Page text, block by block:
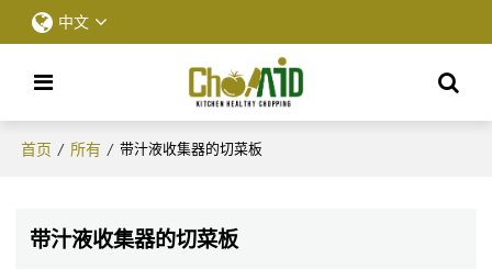
中文
首页 / 所有 / 带汁液收集器的切菜板
带汁液收集器的切菜板